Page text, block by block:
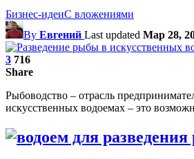
Бизнес-идеиС вложениями
By Евгений Last updated Мар 28,
3 716
Share
Рыбоводство – отрасль
искусственных водоемах – это